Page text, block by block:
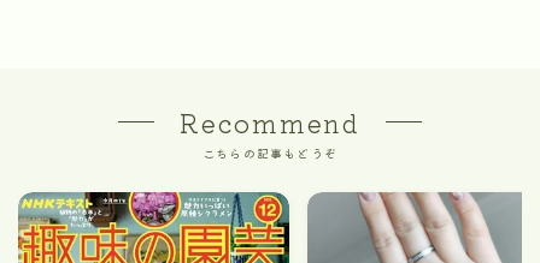
Recommend
こちらの記事もどうぞ